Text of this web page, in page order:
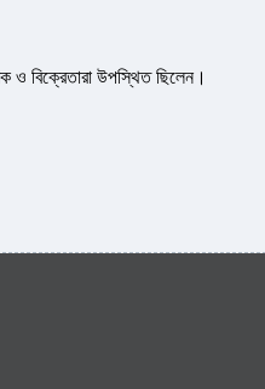
ও বিক্রেতারা উপস্থিত ছিলেন।